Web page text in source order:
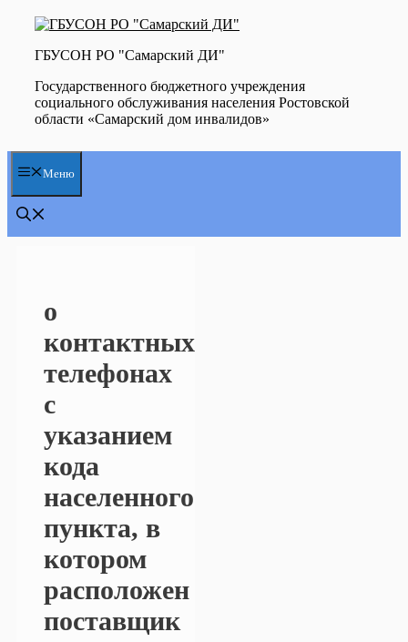
Перейти
содержимому
ГБУСОН РО "Самарский ДИ"
Государственного бюджетного учреждения
социального обслуживания населения Ростовской
области «Самарский дом инвалидов»
Меню
о
контактных
телефонах
с
указанием
кода
населенного
пункта, в
котором
расположен
поставщик